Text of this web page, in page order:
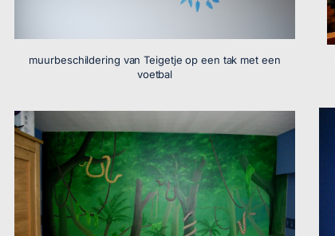
muurbeschildering van Teigetje op een tak met een
voetbal